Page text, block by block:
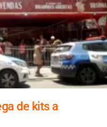
de kits a